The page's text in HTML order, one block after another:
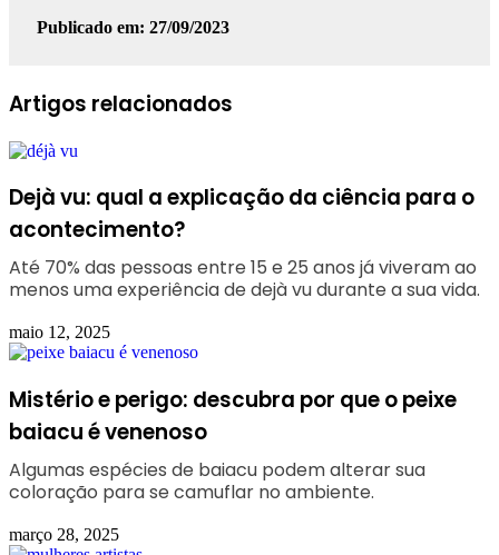
Publicado em: 27/09/2023
Facebook
Linkedin
WhatsApp
Telegram
Artigos relacionados
Dejà vu: qual a explicação da ciência para o
acontecimento?
Até 70% das pessoas entre 15 e 25 anos já viveram ao
menos uma experiência de dejà vu durante a sua vida.
maio 12, 2025
Mistério e perigo: descubra por que o peixe
baiacu é venenoso
Algumas espécies de baiacu podem alterar sua
coloração para se camuflar no ambiente.
março 28, 2025